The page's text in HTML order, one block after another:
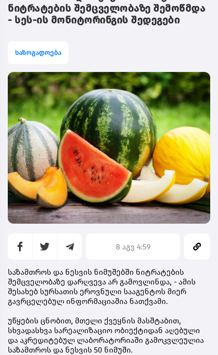
ნიტრატების შემცველობაზე შემოწმდა
- სეს-ის მონიტორინგის შედეგები
საზოგადოება
8 აგვ 4:59
საზამთროს და ნესვის ნიმუშებში ნიტრატების
შემცველობაზე დარღვევა არ გამოვლინდა, - ამის
შესახებ სურსათის ეროვნული სააგენტოს მიერ
გავრცელებულ ინფორმაციაშია ნათქვამი.
უწყების ცნობით, მთელი ქვეყნის მასშტაბით,
სხვადასხვა სარეალიზაციო ობიექტიდან აღებული
და აკრედიტებულ ლაბორატორიაში გამოკვლეულია
საზამთროს და ნესვის 50 ნიმუში.